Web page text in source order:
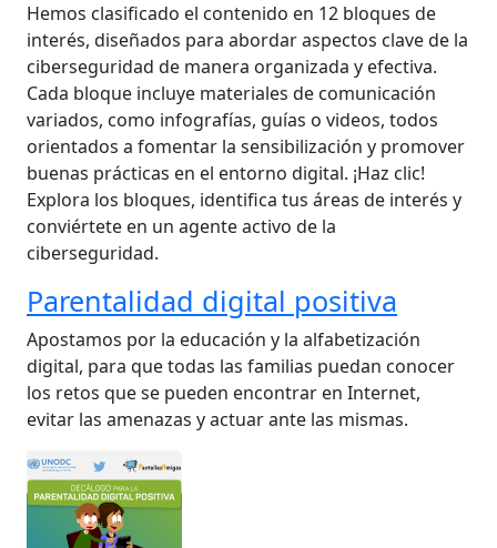
Hemos clasificado el contenido en 12 bloques de
interés, diseñados para abordar aspectos clave de la
ciberseguridad de manera organizada y efectiva.
Cada bloque incluye materiales de comunicación
variados, como infografías, guías o videos, todos
orientados a fomentar la sensibilización y promover
buenas prácticas en el entorno digital. ¡Haz clic!
Explora los bloques, identifica tus áreas de interés y
conviértete en un agente activo de la
ciberseguridad.
Parentalidad digital positiva
Apostamos por la educación y la alfabetización
digital, para que todas las familias puedan conocer
los retos que se pueden encontrar en Internet,
evitar las amenazas y actuar ante las mismas.